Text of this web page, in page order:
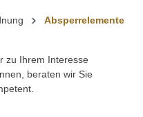
Absperrelemente
zu Ihrem Interesse
beraten wir Sie